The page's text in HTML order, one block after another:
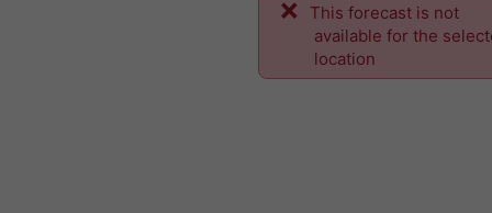
This forecast is not
available for the
location